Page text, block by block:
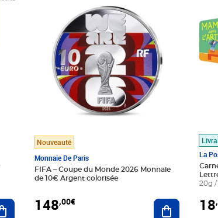
Ajouter au panier
Nouveauté
Monnaie De Paris
FIFA – Coupe du Monde 2026 Monnaie
de 10€ Argent colorisée
148,00€ Ajouter au
La
20g /
18